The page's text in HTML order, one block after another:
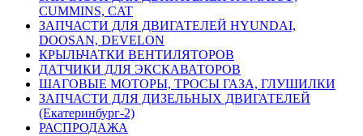
CUMMINS, CAT
ЗАПЧАСТИ ДЛЯ ДВИГАТЕЛЕЙ HYUNDAI,
DOOSAN, DEVELON
КРЫЛЬЧАТКИ ВЕНТИЛЯТОРОВ
ДАТЧИКИ ДЛЯ ЭКСКАВАТОРОВ
ШАГОВЫЕ МОТОРЫ, ТРОСЫ ГАЗА, ГЛУШИЛКИ
ЗАПЧАСТИ ДЛЯ ДИЗЕЛЬНЫХ ДВИГАТЕЛЕЙ
(Екатеринбург-2)
РАСПРОДАЖА